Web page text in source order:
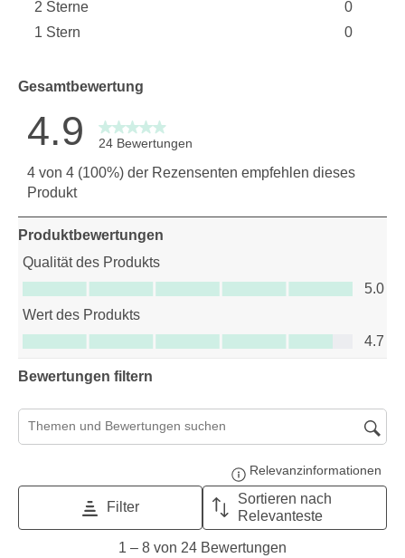
0
2 Sterne
0
0
1 Stern
0
Gesamtbewertung
4.9 24 Bewertungen
4 von 4 (100%) der Rezensenten empfehlen dieses
Produkt
Produktbewertungen
Qualität des Produkts
Qualität des Produkts, 5.0 von 5
5.0
Wert des Produkts
Wert des Produkts, 4.7 von 5
4.7
Bewertungen filtern
Suchthemen und Bewertungen Suchregion
Relevanzinformationen
Filter
Sortieren nach
Relevanteste
1 – 8 von 24 Bewertungen